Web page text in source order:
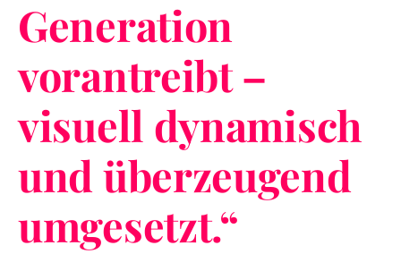
Generation
vorantreibt –
visuell dynamisch
und überzeugend
umgesetzt.“